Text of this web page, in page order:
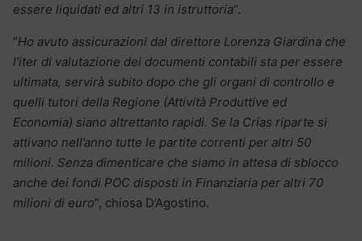
essere liquidati ed altri 13 in istruttoria“.
“Ho avuto assicurazioni dal direttore Lorenza Giardina che
l’iter di valutazione dei documenti contabili sta per essere
ultimata, servirà subito dopo che gli organi di controllo e
quelli tutori della Regione (Attività Produttive ed
Economia) siano altrettanto rapidi. Se la Crias riparte si
attivano nell’anno tutte le partite correnti per altri 50
milioni. Senza dimenticare che siamo in attesa di sblocco
anche dei fondi POC disposti in Finanziaria per altri 70
milioni di euro”, chiosa D’Agostino.